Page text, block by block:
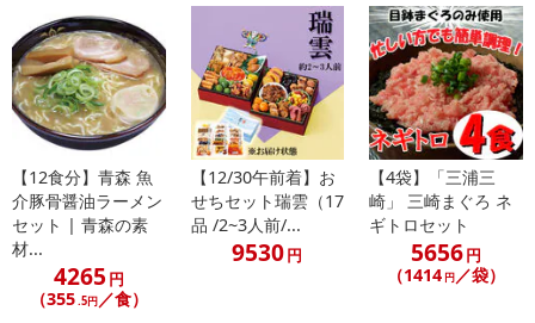
【キャンセルについて】
※お申込み後のキャンセルはお受けできません。
記載されている内容を必ずご確認いただき、お届けする商品セット
にご納得いただきましたうえでお申し込みください。
※パッケージ変更や商品リニューアル（成分など含む）等により、
参考の掲載画像や画像内のバーコードなど、お届け商品と多少異な
る場合がございます。
また、[新たな加工食品の原料原産地表示制度]の経過措置期間の終
了により、商品詳細内に記載の原産国・原材料の表記が旧表記の場
合がございます。
【12食分】青森 魚
介豚骨醤油ラーメン
セット | 青森の素
材...
4265 円
（355.5円／食）
【12/30午前着】お
せちセット瑞雲（17
品 /2~3人前/...
9530円
【4袋】「三浦三
崎」 三崎まぐろ ネ
ギトロセット
5656円
（1414 円 ／袋）